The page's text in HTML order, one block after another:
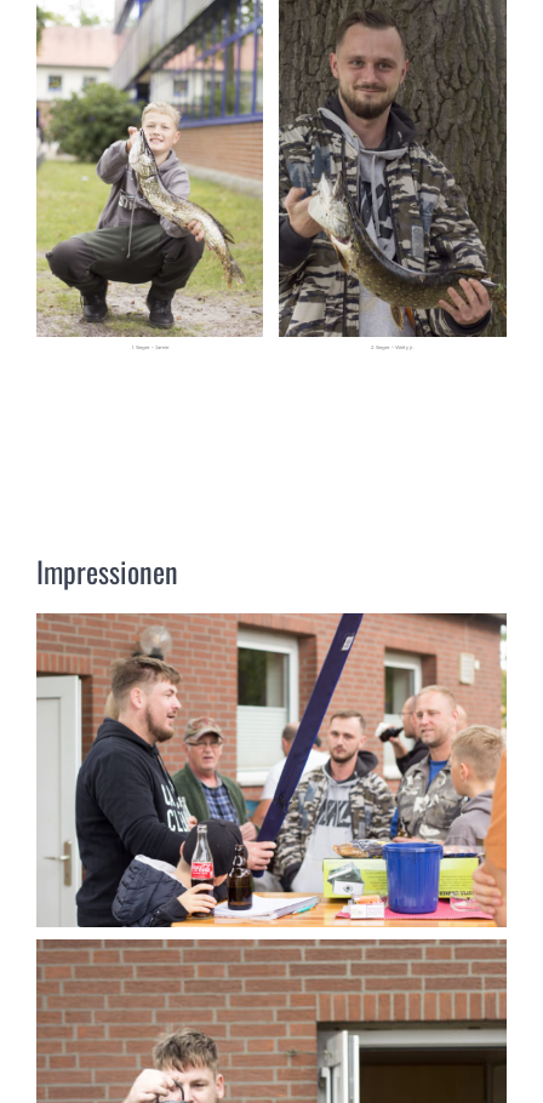
1. Sieger – Jamie 2. Sieger – Weity jr.
Impressionen